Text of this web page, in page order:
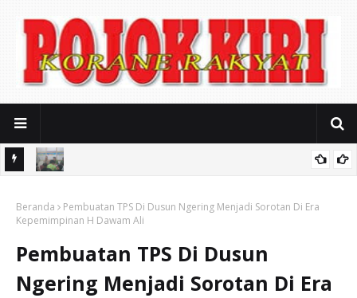
Keresahan Warga
Beranda
Pembuatan TPS Di Dusun Ngering Menjadi Sorotan Di Era
Kepemimpinan H Dawam Ali
Pembuatan TPS Di Dusun
Ngering Menjadi Sorotan Di Era